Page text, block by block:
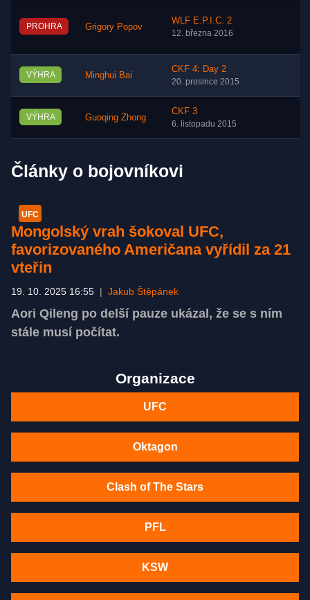
PROHRA Grigory Popov
WLF E.P.I.C. 2
12. března 2016
VÝHRA Minghui Bai
CKF 4: Day 2
20. prosince 2015
VÝHRA Guoqing Zhong
CKF 3
6. listopadu 2015
Články o bojovníkovi
UFC
Mongolský vrah šokoval UFC,
favorizovaného Američana vyřídil za 21
vteřin
19. 10. 2025 16:55 Jakub Štěpánek
Aori Qileng po delší pauze ukázal, že se s ním
stále musí počítat.
Organizace
UFC
Oktagon
Clash of The Stars
PFL
KSW